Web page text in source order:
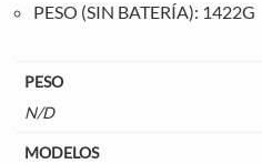
PESO (SIN BATERÍA): 1422G
PESO
N/D
MODELOS